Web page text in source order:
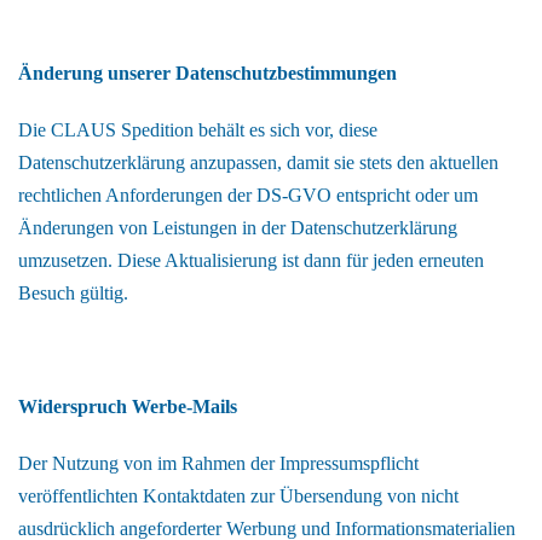
Änderung unserer Datenschutzbestimmungen
Die CLAUS Spedition behält es sich vor, diese
Datenschutzerklärung anzupassen, damit sie stets den aktuellen
rechtlichen Anforderungen der DS-GVO entspricht oder um
Änderungen von Leistungen in der Datenschutzerklärung
umzusetzen. Diese Aktualisierung ist dann für jeden erneuten
Besuch gültig.
Widerspruch Werbe-Mails
Der Nutzung von im Rahmen der Impressumspflicht
veröffentlichten Kontaktdaten zur Übersendung von nicht
ausdrücklich angeforderter Werbung und Informationsmaterialien